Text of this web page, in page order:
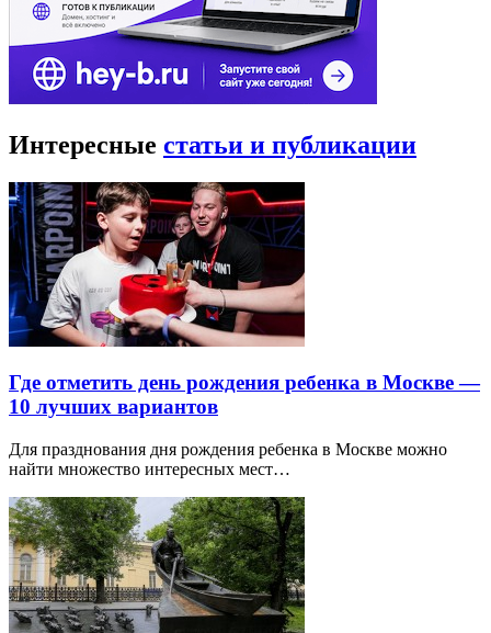
Интересные статьи и публикации
Где отметить день рождения ребенка в Москве —
10 лучших вариантов
Для празднования дня рождения ребенка в Москве можно
найти множество интересных мест…